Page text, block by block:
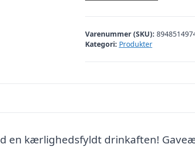
Varenummer (SKU):
Kategori: Produkter
en kærlighedsfyldt drinkaften!